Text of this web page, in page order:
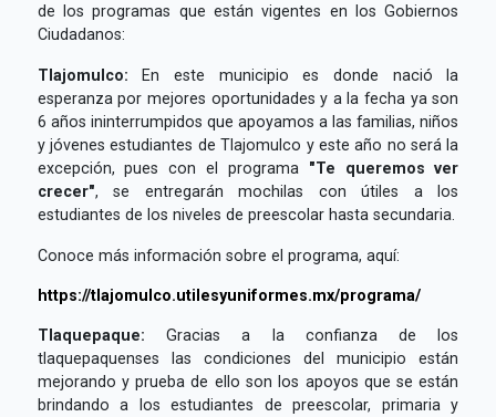
de los programas que están vigentes en los Gobiernos
Ciudadanos:
Tlajomulco: En este municipio es donde nació la
esperanza por mejores oportunidades y a la fecha ya son
6 años ininterrumpidos que apoyamos a las familias, niños
y jóvenes estudiantes de Tlajomulco y este año no será la
excepción, pues con el programa "Te queremos ver
crecer", se entregarán mochilas con útiles a los
estudiantes de los niveles de preescolar hasta secundaria.
Conoce más información sobre el programa, aquí:
https://tlajomulco.utilesyuniformes.mx/programa/
Tlaquepaque: Gracias a la confianza de los
tlaquepaquenses las condiciones del municipio están
mejorando y prueba de ello son los apoyos que se están
brindando a los estudiantes de preescolar, primaria y